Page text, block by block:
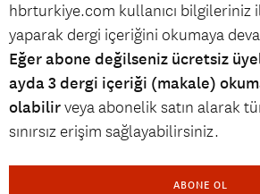
hbrturkiye.com kullanıcı bilgileriniz
yaparak dergi içeriğini okumaya
Eğer abone değilseniz ücretsiz
ayda 3 dergi içeriği (makale)
olabilirveya abonelik satın alarak
sınırsız erişim sağlayabilirsiniz.
ABONE OL